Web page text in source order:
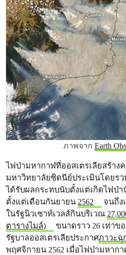
ภาพจาก Earth
ไฟป่ามหากาฬที่ออสเตรเลียสร้าง
มหาวิทยาลัยซิดนีย์ประเมินโดยรว
ได้รับผลกระทบนับตั้งแต่เกิดไฟป่า
ตั้งแต่เดือนกันยายน 2562
จนถึง
ในรัฐนิวเซาท์เวลส์กินบริเวณ
ตารางไมล์)
ขนาดราว 26 เท่าข
รัฐบาลออสเตรเลียประกาศภาวะฉุ
พฤศจิกายน 2562 เมื่อไฟป่ามหาก